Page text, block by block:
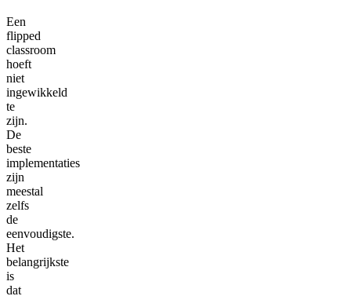
Een
flipped
classroom
hoeft
niet
ingewikkeld
te
zijn.
De
beste
implementaties
zijn
meestal
zelfs
de
eenvoudigste.
Het
belangrijkste
is
dat